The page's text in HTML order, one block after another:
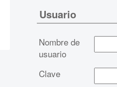
Usuario
Nombre de
usuario
Clave